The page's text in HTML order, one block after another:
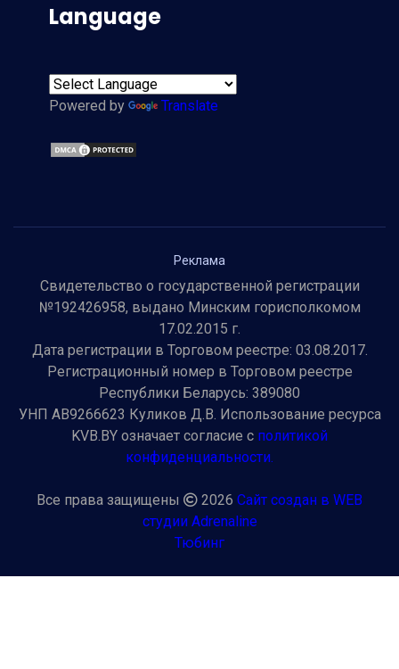
Language
Powered by Translate
Реклама
Свидетельство о государственной регистрации
№192426958, выдано Минским горисполкомом
17.02.2015 г.
Дата регистрации в Торговом реестре: 03.08.2017.
Регистрационный номер в Торговом реестре
Республики Беларусь: 389080
УНП AB9266623 Куликов Д.В. Использование ресурса
KVB.BY означает согласие с политикой
конфиденциальности.
Все права защищены 2026 Сайт создан в WEB
студии Adrenaline
Тюбинг